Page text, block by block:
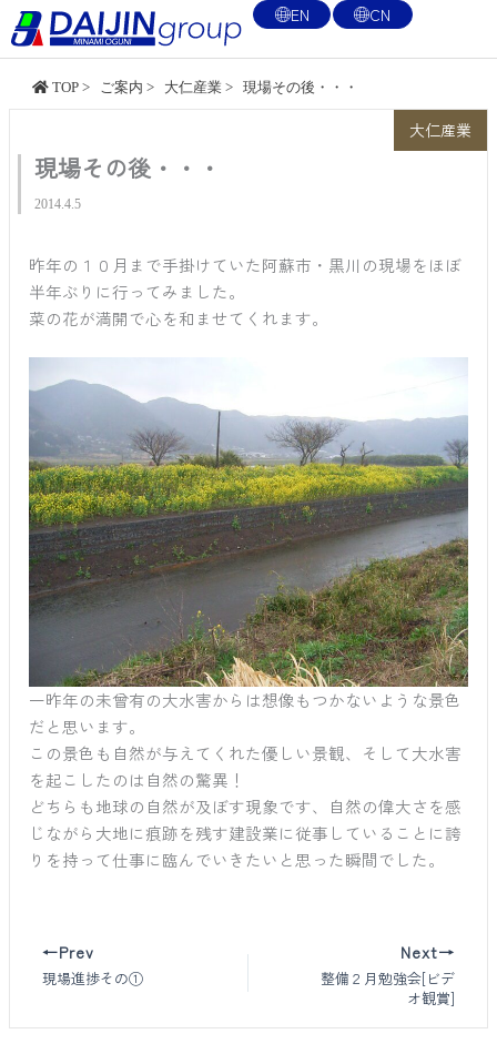
容
を
EN CN
TOP > ご案内 > 大仁産業 >現場その後・・・
大仁産業
現場その後・・・
2014.4.5
昨年の１０月まで手掛けていた阿蘇市・黒川の現場をほぼ
半年ぶりに行ってみました。
菜の花が満開で心を和ませてくれます。
一昨年の未曾有の大水害からは想像もつかないような景色
だと思います。
この景色も自然が与えてくれた優しい景観、そして大水害
を起こしたのは自然の驚異！
どちらも地球の自然が及ぼす現象です、自然の偉大さを感
じながら大地に痕跡を残す建設業に従事していることに誇
りを持って仕事に臨んでいきたいと思った瞬間でした。
←Prev
現場進捗その①
Next→
整備２月勉強会[ビデ
オ観賞]